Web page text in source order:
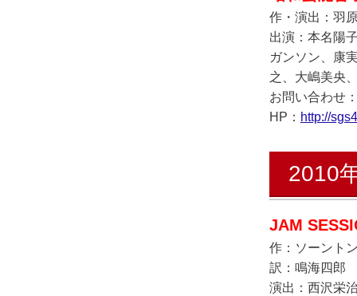
作・演出：羽
出演：本名陽
ガンソン、康
之、大嶋美央
お問い合わせ
HP： http://
2010
JAM
作：ソーント
訳：鳴海四郎
演出：西沢栄